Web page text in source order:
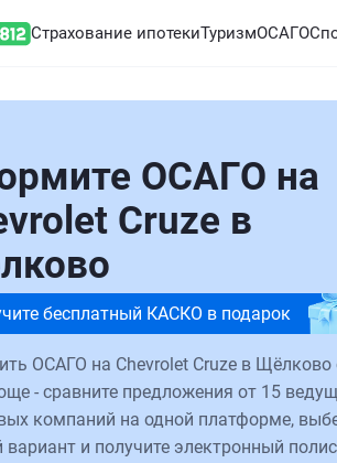
Страхование ипотекиТуризмОСАГО
ОСАГО на
Cruze в
бесплатный КАСКО в подарок
ОСАГО на Chevrolet Cruze в Щёлково
- сравните предложения от 15
компаний на одной платформе,
и получите электронный